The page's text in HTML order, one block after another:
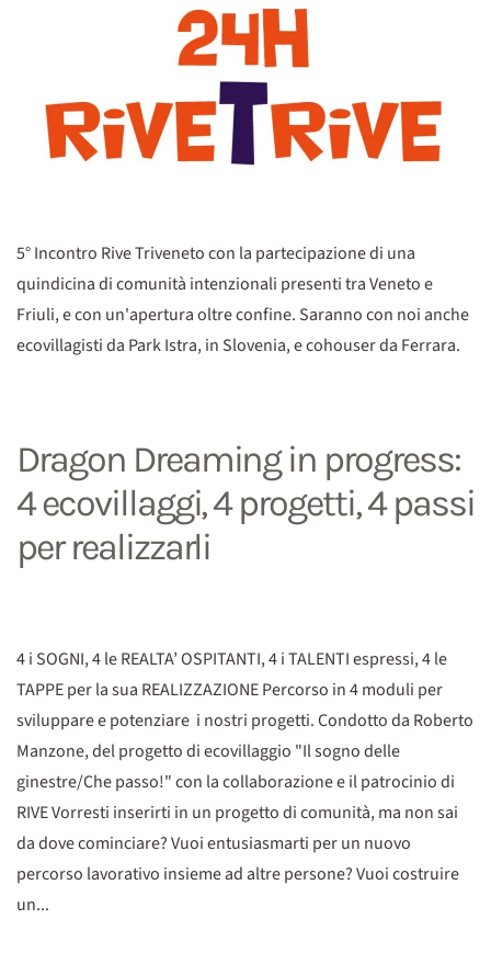
5° Incontro Rive Triveneto con la partecipazione di una
quindicina di comunità intenzionali presenti tra Veneto e
Friuli, e con un'apertura oltre confine. Saranno con noi anche
ecovillagisti da Park Istra, in Slovenia, e cohouser da Ferrara.
Dragon Dreaming in progress:
4 ecovillaggi, 4 progetti, 4 passi
per realizzarli
4 i SOGNI, 4 le REALTA’ OSPITANTI, 4 i TALENTI espressi, 4 le
TAPPE per la sua REALIZZAZIONE Percorso in 4 moduli per
sviluppare e potenziare i nostri progetti. Condotto da Roberto
Manzone, del progetto di ecovillaggio "Il sogno delle
ginestre/Che passo!" con la collaborazione e il patrocinio di
RIVE Vorresti inserirti in un progetto di comunità, ma non sai
da dove cominciare? Vuoi entusiasmarti per un nuovo
percorso lavorativo insieme ad altre persone? Vuoi costruire
un...